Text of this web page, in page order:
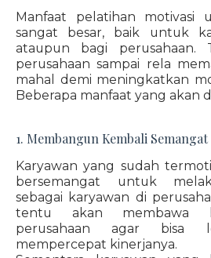
Manfaat pelatihan motivasi
sangat besar, baik untuk
ataupun bagi perusahaan.
perusahaan sampai rela
mahal demi meningkatkan
Beberapa manfaat yang akan
1. Membangun Kembali
Karyawan yang sudah
bersemangat untuk
sebagai karyawan di
tentu akan membawa
perusahaan agar bisa
mempercepat kinerjanya.